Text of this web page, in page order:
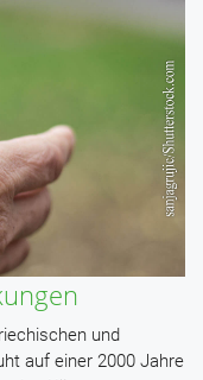
und
auf einer 2000 Jahre